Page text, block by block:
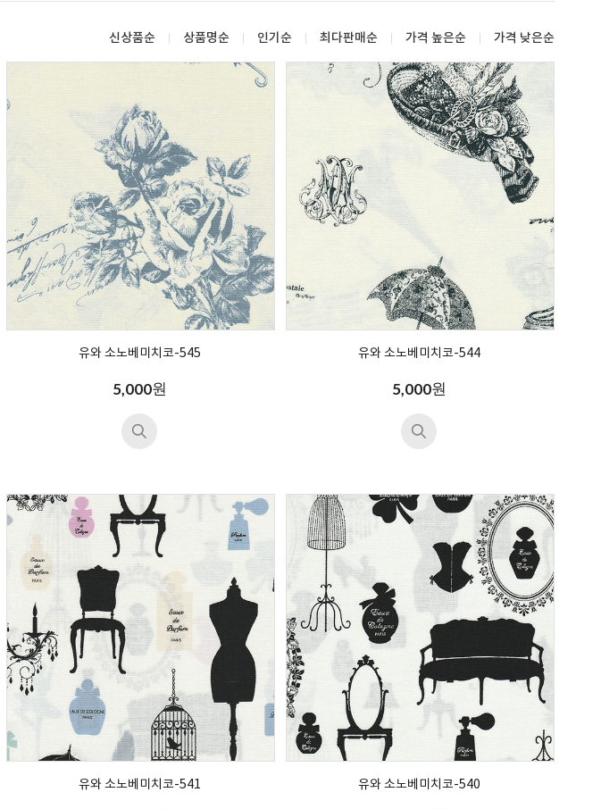
신상품순 상품명순 인기순 최다판매순 가격 높은순 가격 낮은순
유와 소노베미치코-545
5,000원
유와 소노베미치코-544
5,000원
유와 소노베미치코-541 유와 소노베미치코-540